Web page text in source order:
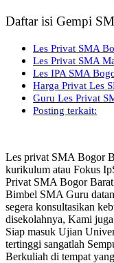
Daftar isi Gempi
Les Privat SMA
Les Privat SMA
Les IPA SMA
Harga Privat Les
Guru Les Privat
Posting terkait:
Les privat SMA Bogor
kurikulum atau Fokus
Privat SMA Bogor Barat
Bimbel SMA Guru
segera konsultasikan
disekolahnya, Kami
Siap masuk Ujian
tertinggi sangatlah
Berkuliah di tempat